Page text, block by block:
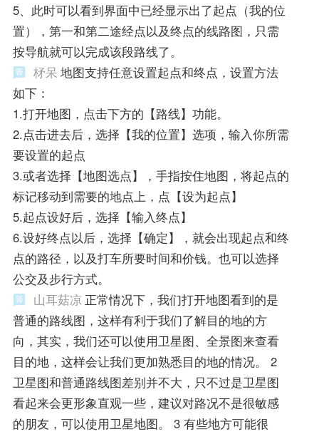
5、此时可以看到界面中已经显示出了起点（我的位
置），第一和第二途经点以及终点的线路图，只需
按导航就可以完成该段路线了。
柕呆 地图支持任意设置起点和终点，设置方法
如下：
1.打开地图，点击下方的【路线】功能。
2.点击进去后，选择【我的位置】选项，输入你所需
要设置的起点
3.或者选择【地图选点】，手指按住地图，将起点的
标记移动到需要的地点上，点【设为起点】
5.起点设好后，选择【输入终点】
6.设好终点以后，选择【确定】，就会出现起点和终
点的路径，以及打车所要时间和价钱。也可以选择
公交及步行方式。
山耳菇凉 正常情况下，我们打开地图看到的是
普通的路线图，这样有利于我们了解目的地的方
向，其实，我们还可以使用卫星图、全景图来查看
目的地，这样会让我们更加熟悉目的地的情况。 2
卫星图和普通路线图差别并不大，只不过是卫星图
看起来会更形象直观一些，建议对路况不是很敏感
的朋友，可以使用卫星地图。 3 有些地方可能很